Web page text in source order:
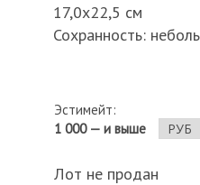
17,0х22,5 см
Сохранность:
Эстимейт:
1 000 — и выше
Лот не продан